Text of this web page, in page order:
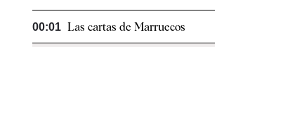
00:01 Las cartas de Marruecos